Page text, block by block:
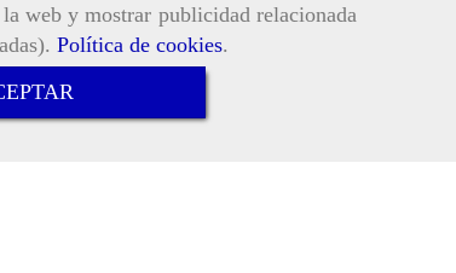
web y mostrar publicidad relacionada
Política de cookies.